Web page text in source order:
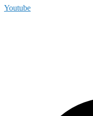
Youtube